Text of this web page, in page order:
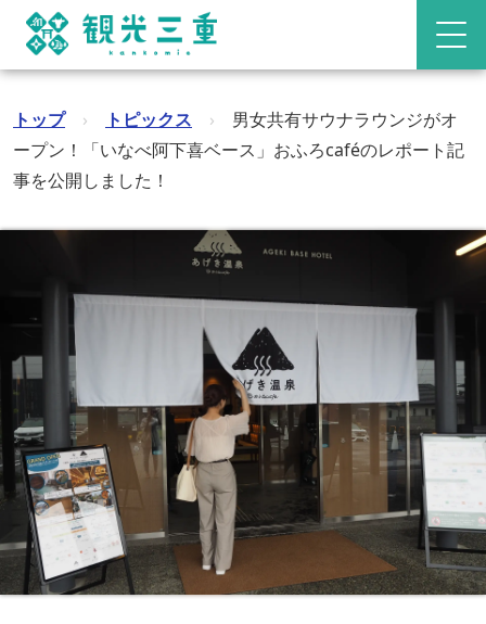
トップ › トピックス ›
男女共有サウナラウンジがオ
ープン！「いなべ阿下喜ベース」おふろcaféのレポート記
事を公開しました！